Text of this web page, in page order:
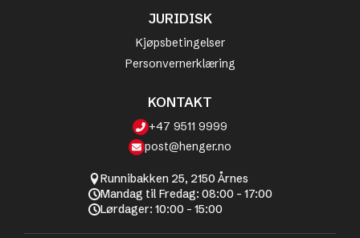
JURIDISK
Kjøpsbetingelser
Personvernerklæring
KONTAKT
+47 9511 9999
post@henger.no
Runnibakken 25, 2150 Årnes
Mandag til Fredag: 08:00 - 17:00
Lørdager: 10:00 - 15:00